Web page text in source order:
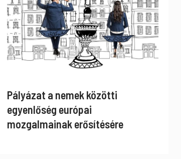
Pályázat a nemek közötti
egyenlőség európai
mozgalmainak erősítésére